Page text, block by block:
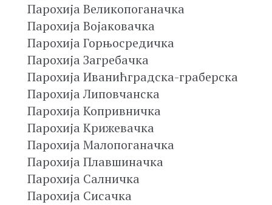
Парохија Великопоганачка
Парохија Војаковачка
Парохија Горњосредичка
Парохија Загребачка
Парохија Иванићградска-граберска
Парохија Липовчанска
Парохија Копривничка
Парохија Крижевачка
Парохија Малопоганачка
Парохија Плавшиначка
Парохија Салничка
Парохија Сисачка